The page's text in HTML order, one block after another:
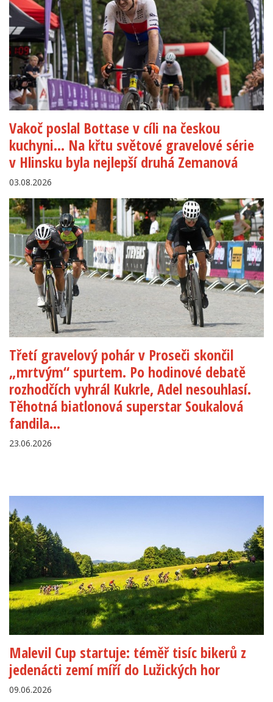
Vakoč poslal Bottase v cíli na českou
kuchyni… Na křtu světové gravelové série
v Hlinsku byla nejlepší druhá Zemanová
03.08.2026
Třetí gravelový pohár v Proseči skončil
„mrtvým“ spurtem. Po hodinové debatě
rozhodčích vyhrál Kukrle, Adel nesouhlasí.
Těhotná biatlonová superstar Soukalová
fandila…
23.06.2026
Malevil Cup startuje: téměř tisíc bikerů z
jedenácti zemí míří do Lužických hor
09.06.2026